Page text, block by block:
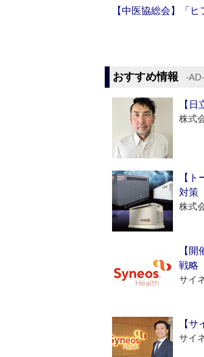
【中医協総会】「
おすすめ情報 ‐AD‐
【
株式
【
対策
株式
【
戦略
サイ
【
サイ